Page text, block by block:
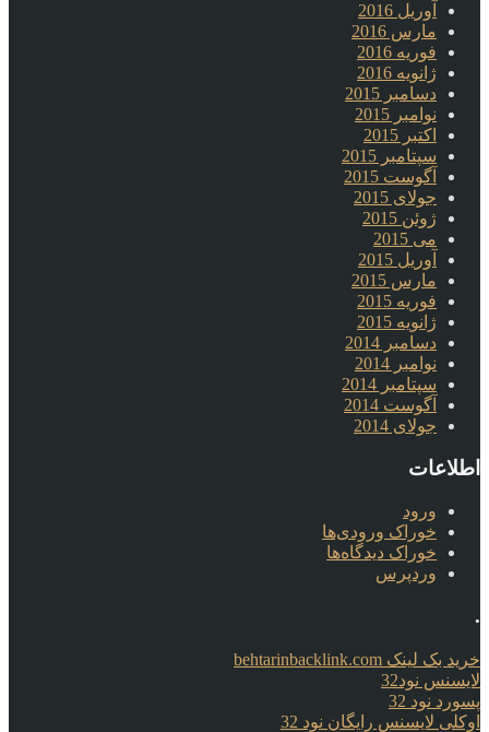
آوریل 2016
مارس 2016
فوریه 2016
ژانویه 2016
دسامبر 2015
نوامبر 2015
اکتبر 2015
سپتامبر 2015
آگوست 2015
جولای 2015
ژوئن 2015
می 2015
آوریل 2015
مارس 2015
فوریه 2015
ژانویه 2015
دسامبر 2014
نوامبر 2014
سپتامبر 2014
آگوست 2014
جولای 2014
اطلاعات
ورود
خوراک ورودی‌ها
خوراک دیدگاه‌ها
وردپرس
.
خرید بک لینک behtarinbacklink.com
لایسنس نود32
پسورد نود 32
اوکلی لایسنس رایگان نود 32